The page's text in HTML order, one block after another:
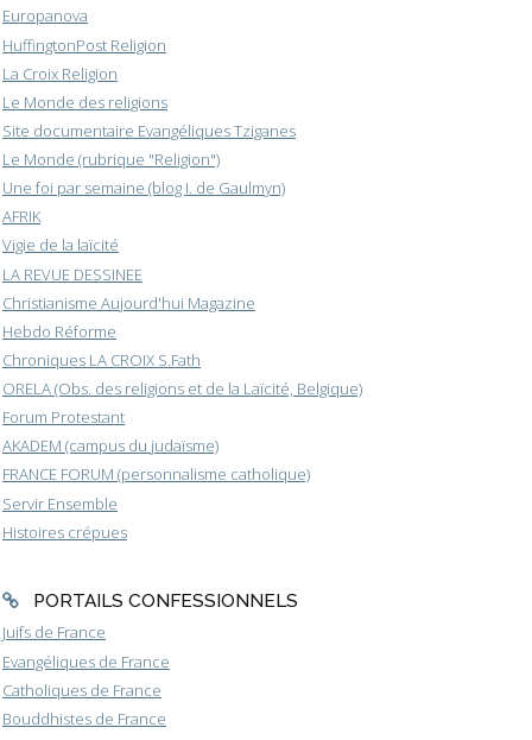
Europanova
HuffingtonPost Religion
La Croix Religion
Le Monde des religions
Site documentaire Evangéliques Tziganes
Le Monde (rubrique "Religion")
Une foi par semaine (blog I. de Gaulmyn)
AFRIK
Vigie de la laïcité
LA REVUE DESSINEE
Christianisme Aujourd'hui Magazine
Hebdo Réforme
Chroniques LA CROIX S.Fath
ORELA (Obs. des religions et de la Laïcité, Belgique)
Forum Protestant
AKADEM (campus du judaïsme)
FRANCE FORUM (personnalisme catholique)
Servir Ensemble
Histoires crépues
PORTAILS CONFESSIONNELS
Juifs de France
Evangéliques de France
Catholiques de France
Bouddhistes de France